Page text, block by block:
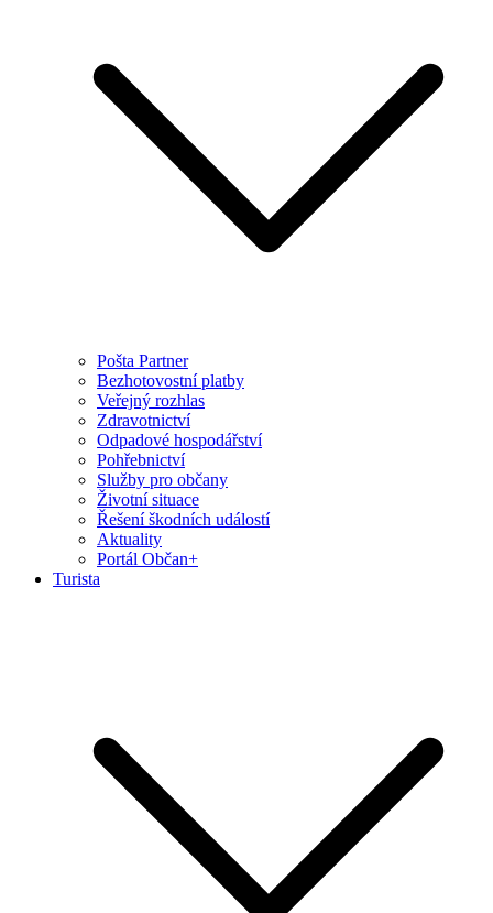
Pošta Partner
Bezhotovostní platby
Veřejný rozhlas
Zdravotnictví
Odpadové hospodářství
Pohřebnictví
Služby pro občany
Životní situace
Řešení škodních událostí
Aktuality
Portál Občan+
Turista